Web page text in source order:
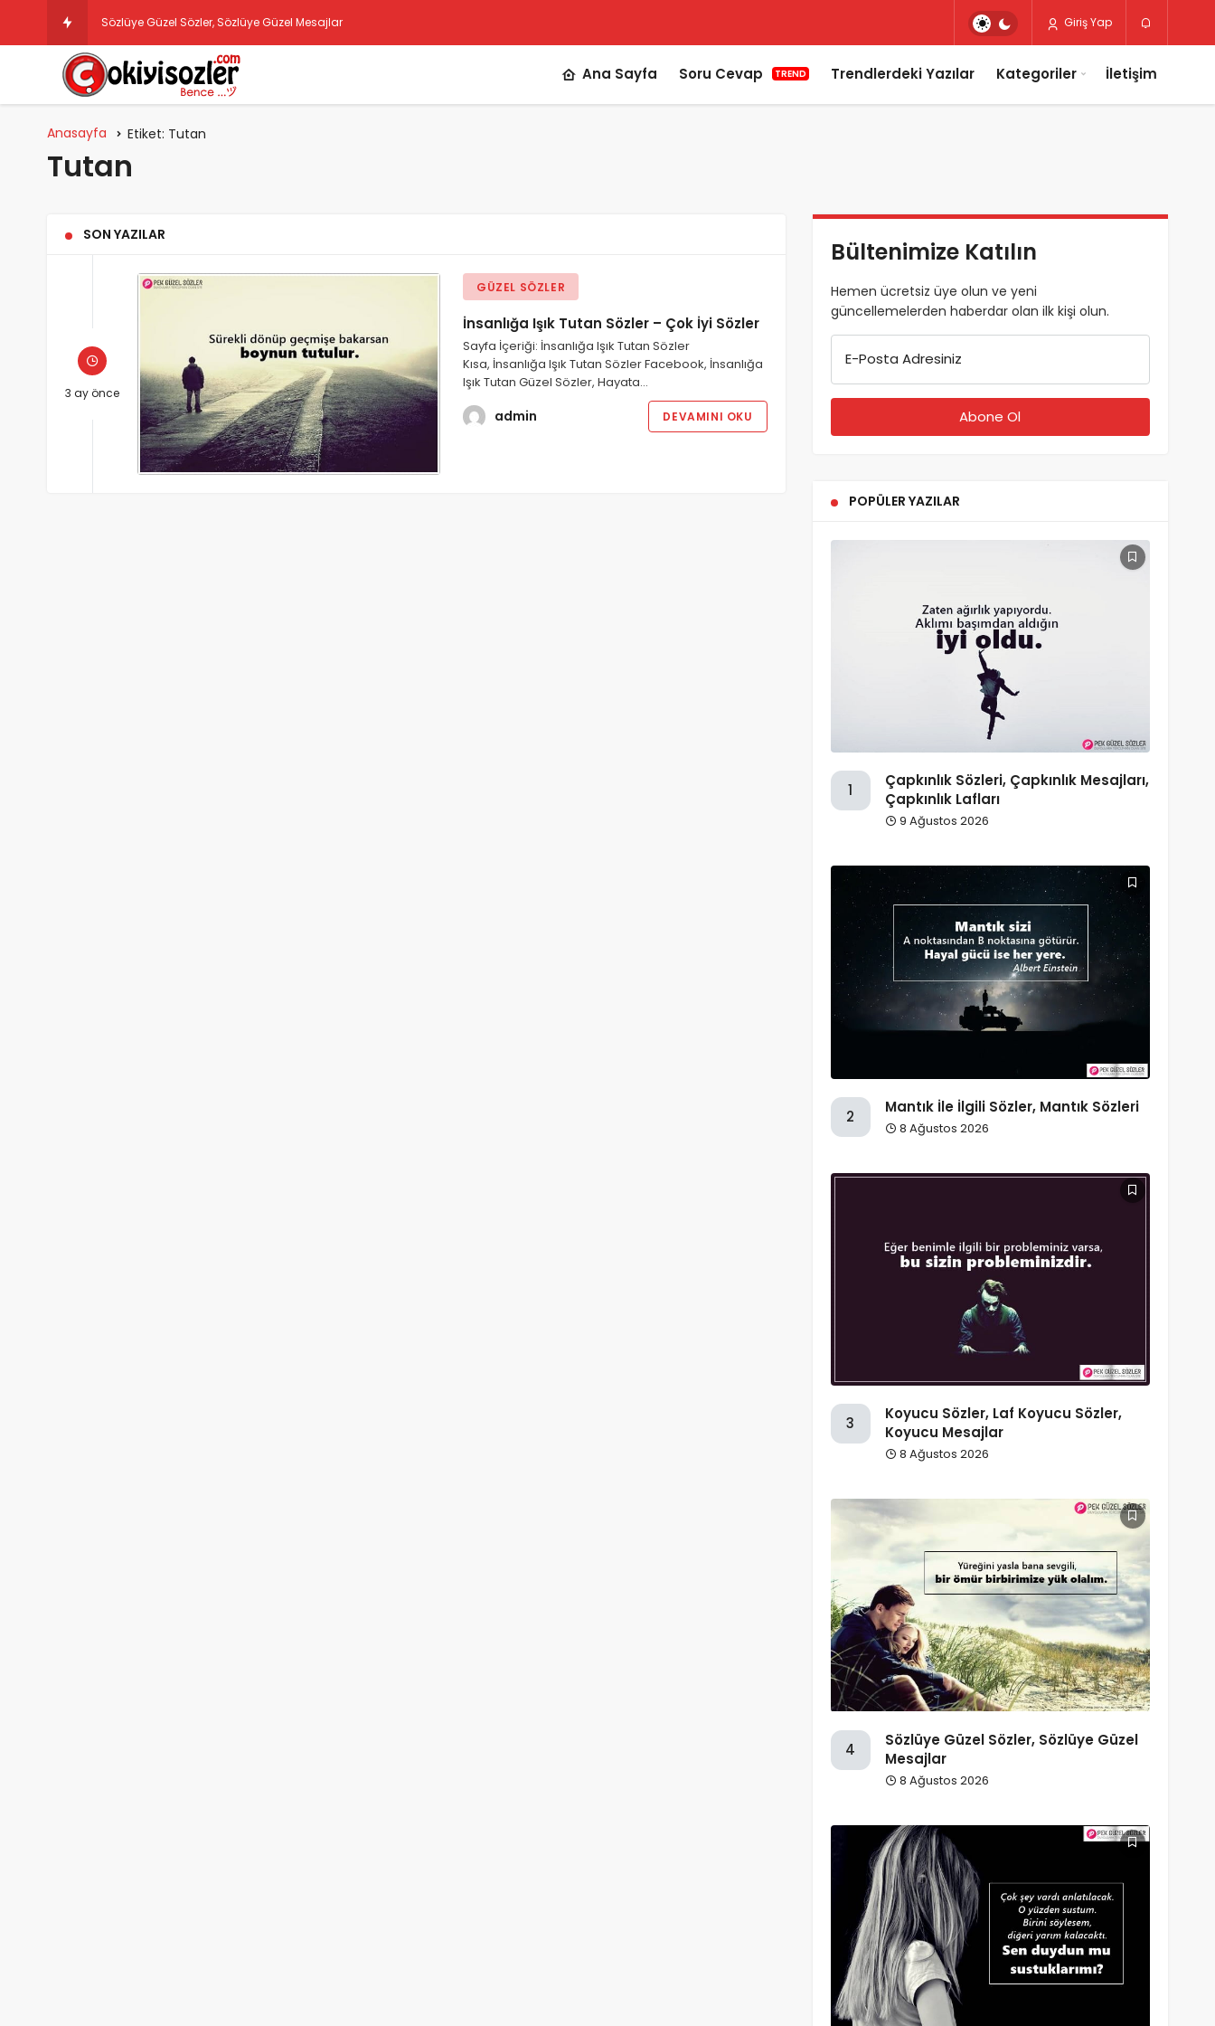
Sözlüye Güzel Sözler, Sözlüye Güzel Mesajlar Giriş Yap
Ana Sayfa Soru Cevap TREND Trendlerdeki Yazılar Kategoriler İletişim
Anasayfa Etiket: Tutan
Tutan
SON YAZILAR
3 ay önce
GÜZEL SÖZLER
İnsanlığa Işık Tutan Sözler – Çok İyi Sözler
Sayfa İçeriği: İnsanlığa Işık Tutan Sözler
Kısa, İnsanlığa Işık Tutan Sözler Facebook, İnsanlığa
Işık Tutan Güzel Sözler, Hayata…
admin DEVAMINI OKU
Bültenimize Katılın
Hemen ücretsiz üye olun ve yeni
güncellemelerden haberdar olan ilk kişi olun.
E-Posta Adresiniz
POPÜLER YAZILAR
1
Çapkınlık Sözleri, Çapkınlık Mesajları,
Çapkınlık Lafları
9 Ağustos 2026
2
Mantık İle İlgili Sözler, Mantık Sözleri
8 Ağustos 2026
3
Koyucu Sözler, Laf Koyucu Sözler,
Koyucu Mesajlar
8 Ağustos 2026
4
Sözlüye Güzel Sözler, Sözlüye Güzel
Mesajlar
8 Ağustos 2026